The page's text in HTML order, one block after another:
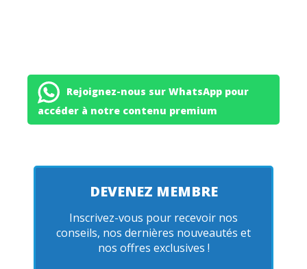
Rejoignez-nous sur WhatsApp pour
accéder à notre contenu premium
DEVENEZ MEMBRE
Inscrivez-vous pour recevoir nos
conseils, nos dernières nouveautés et
nos offres exclusives !